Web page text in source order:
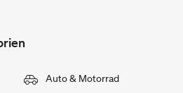
Auto & Motorrad